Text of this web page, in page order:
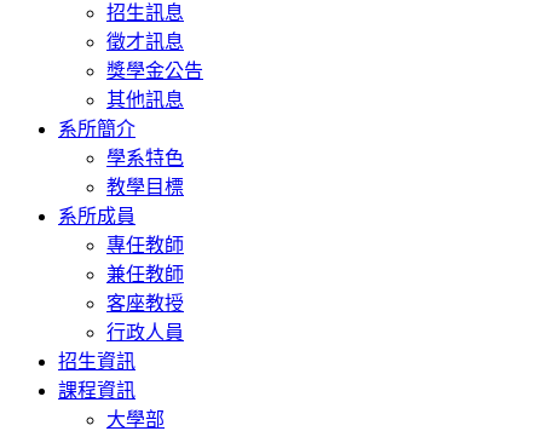
招生訊息
徵才訊息
獎學金公告
其他訊息
系所簡介
學系特色
教學目標
系所成員
專任教師
兼任教師
客座教授
行政人員
招生資訊
課程資訊
大學部